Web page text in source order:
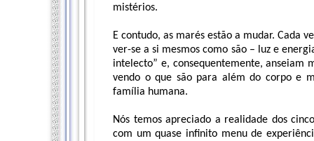
mistérios.
E contudo, as marés estão a mudar. Cada
ver-se a si mesmos como são – luz e
intelecto” e, consequentemente, anseiam
vendo o que são para além do corpo e
família humana.
Nós temos apreciado a realidade dos
com um quase infinito menu de